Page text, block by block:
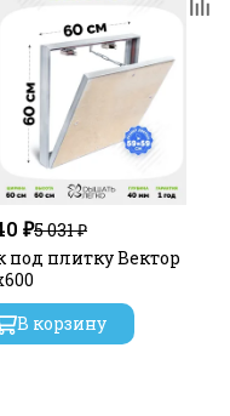
₽5 031 ₽
плитку Вектор
В корзину